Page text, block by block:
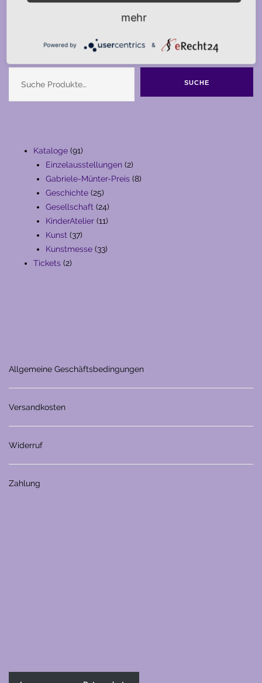
SUCHE
Kataloge 9191
Produkte
Einzelausstellungen 22
Produkte
Gabriele-Münter-Preis 88
Geschichte 2525
Produkte
Gesellschaft 2424
Produkte
KinderAtelier 1111
Kunst 3737
Produkte
Kunstmesse 3333
Tickets 22
Allgemeine Geschäftsbedingungen
Versandkosten
Widerruf
Zahlung
mehr
Powered by &